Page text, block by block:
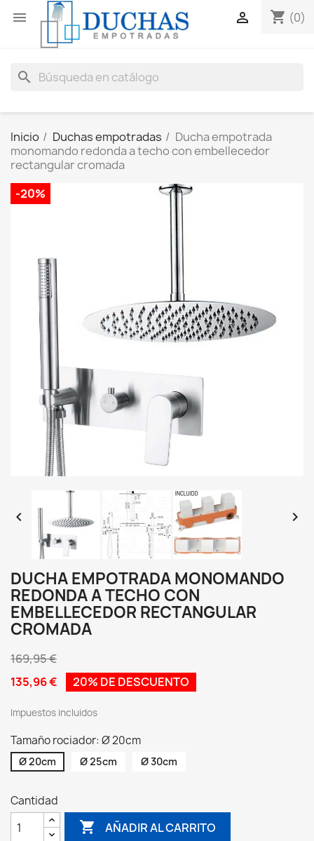
 shopping_cart (0)

search
Inicio Duchas empotradas
Ducha empotrada
monomando redonda a techo con embellecedor
rectangular cromada
-20%
 
DUCHA EMPOTRADA MONOMANDO
REDONDA A TECHO CON
EMBELLECEDOR RECTANGULAR
CROMADA
169,95 €
135,96 €
20% DE DESCUENTO
Impuestos incluidos
Tamaño rociador: Ø 20cm
Ø 20cm Ø 25cm Ø 30cm
Cantidad
 AÑADIR AL CARRITO